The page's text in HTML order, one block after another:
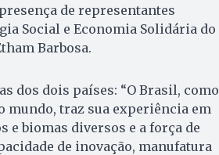
de representantes
Social e Economia Solidária do
Barbosa.
dos dois países: “O Brasil, como
mundo, traz sua experiência em
biomas diversos e a força de
de inovação, manufatura